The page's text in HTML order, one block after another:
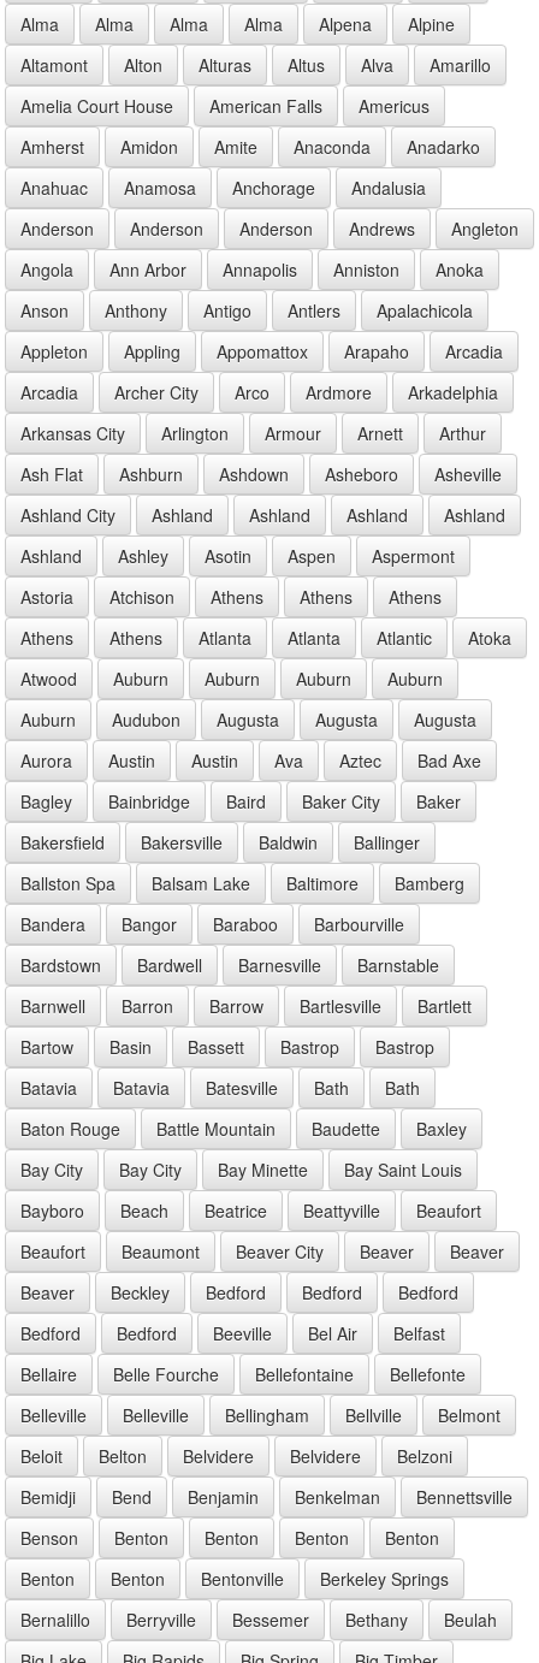
Alma
Alma Alma Alma Alpena
Alpine
Altamont
Alton Alturas Altus Alva
Amarillo
Amelia Court House
American Falls
Americus
Amherst
Amidon Amite Anaconda
Anadarko
Anahuac
Anamosa Anchorage
Andalusia
Anderson
Anderson Anderson Andrews
Angleton
Angola
Ann Arbor Annapolis Anniston
Anoka
Anson
Anthony Antigo Antlers
Apalachicola
Appleton
Appling Appomattox Arapaho
Arcadia
Arcadia
Archer City Arco Ardmore
Arkadelphia
Arkansas City
Arlington Armour Arnett
Arthur
Ash Flat
Ashburn Ashdown Asheboro
Asheville
Ashland City
Ashland Ashland Ashland
Ashland
Ashland
Ashley Asotin Aspen
Aspermont
Astoria
Atchison Athens Athens
Athens
Athens
Athens Atlanta Atlanta Atlantic
Atoka
Atwood
Auburn Auburn Auburn
Auburn
Auburn
Audubon Augusta Augusta
Augusta
Aurora
Austin Austin Ava Aztec
Bad Axe
Bagley
Bainbridge Baird Baker City
Baker
Bakersfield
Bakersville Baldwin
Ballinger
Ballston Spa
Balsam Lake Baltimore
Bamberg
Bandera
Bangor Baraboo
Barbourville
Bardstown
Bardwell Barnesville
Barnstable
Barnwell
Barron Barrow Bartlesville
Bartlett
Bartow
Basin Bassett Bastrop
Bastrop
Batavia
Batavia Batesville Bath
Bath
Baton Rouge
Battle Mountain Baudette
Baxley
Bay City
Bay City Bay Minette
Bay Saint Louis
Bayboro
Beach Beatrice Beattyville
Beaufort
Beaufort
Beaumont Beaver City Beaver
Beaver
Beaver
Beckley Bedford Bedford
Bedford
Bedford
Bedford Beeville Bel Air
Belfast
Bellaire
Belle Fourche Bellefontaine
Bellefonte
Belleville
Belleville Bellingham Bellville
Belmont
Beloit
Belton Belvidere Belvidere
Belzoni
Bemidji
Bend Benjamin Benkelman
Bennettsville
Benson
Benton Benton Benton
Benton
Benton
Benton Bentonville
Berkeley Springs
Bernalillo
Berryville Bessemer Bethany
Beulah